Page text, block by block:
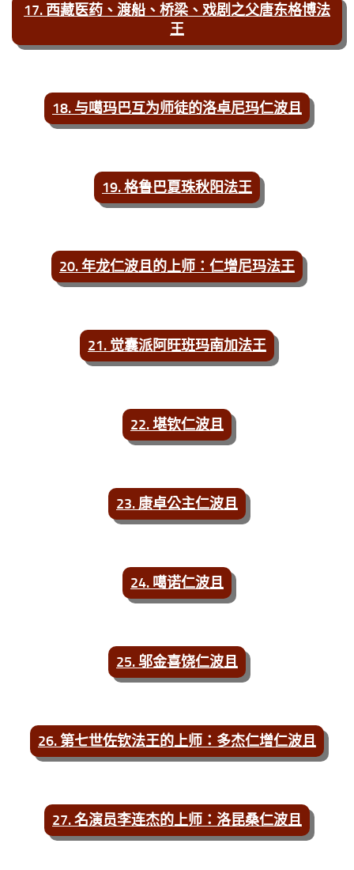
17. 西藏医药、渡船、桥梁、戏剧之父唐东格博法
王
18. 与噶玛巴互为师徒的洛卓尼玛仁波且
19. 格鲁巴夏珠秋阳法王
20. 年龙仁波且的上师：仁增尼玛法王
21. 觉囊派阿旺班玛南加法王
22. 堪钦仁波且
23. 康卓公主仁波且
24. 噶诺仁波且
25. 邬金喜饶仁波且
26. 第七世佐钦法王的上师：多杰仁增仁波且
27. 名演员李连杰的上师：洛昆桑仁波且